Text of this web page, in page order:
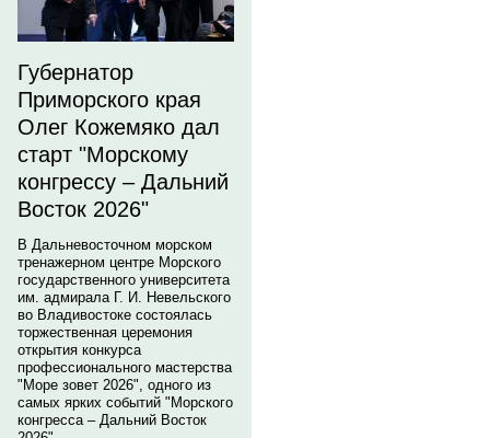
Губернатор
Приморского края
Олег Кожемяко дал
старт "Морскому
конгрессу – Дальний
Восток 2026"
В Дальневосточном морском
тренажерном центре Морского
государственного университета
им. адмирала Г. И. Невельского
во Владивостоке состоялась
торжественная церемония
открытия конкурса
профессионального мастерства
"Море зовет 2026", одного из
самых ярких событий "Морского
конгресса – Дальний Восток